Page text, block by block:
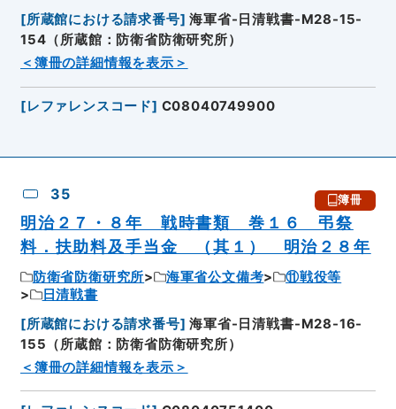
[所蔵館における請求番号] 海軍省-日清戦書-M28-15-
154（所蔵館：防衛省防衛研究所）
＜簿冊の詳細情報を表示＞
[レファレンスコード] C08040749900
35 簿冊
明治２７・８年 戦時書類 巻１６ 弔祭
料．扶助料及手当金 （其１） 明治２８年
防衛省防衛研究所 海軍省公文備考
⑪戦役等
日清戦書
[所蔵館における請求番号] 海軍省-日清戦書-M28-16-
155（所蔵館：防衛省防衛研究所）
＜簿冊の詳細情報を表示＞